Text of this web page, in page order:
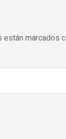
marcados